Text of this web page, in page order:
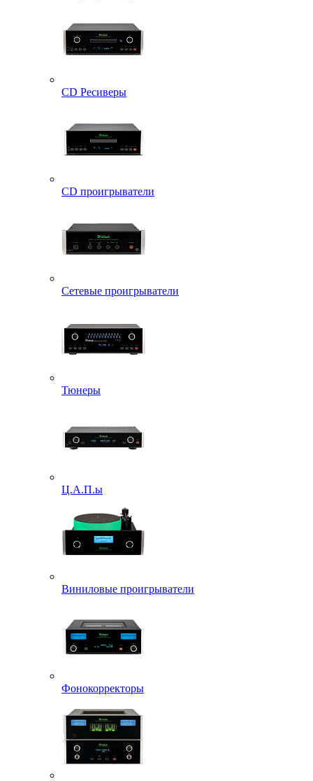
CD Ресиверы
CD проигрыватели
Сетевые проигрыватели
Тюнеры
Ц.А.П.ы
Виниловые проигрыватели
Фонокорректоры